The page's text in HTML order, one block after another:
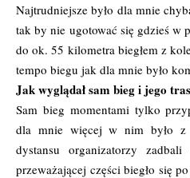
Najtrudniejsze było dla mnie
tak by nie ugotować się gdzieś w
do ok. 55 kilometra biegłem z
tempo biegu jak dla mnie było
Jak wyglądał sam bieg i jego
Sam bieg momentami tylko
dla mnie więcej w nim było z
dystansu organizatorzy
przeważającej części biegło się